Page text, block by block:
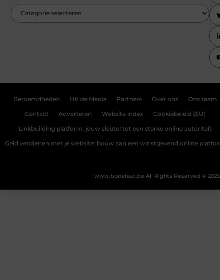
Beroemdheden Uit de Media Partners Over ons Ons team
Contact Adverteren Website index Cookiebeleid (EU)
Linkbuilding platform: jouw sleutel tot een sterke online autoriteit
Geld verdienen met je website: bouw aan een winstgevend online
All Rights Reserved © 2025
www.bonefast.be.